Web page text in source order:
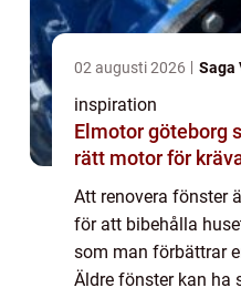
02 augusti 2026 Saga
inspiration
Elmotor göteborg så väljer industrin
rätt motor för
Att renovera fönster
för att bibehålla
som man förbättrar
Äldre fönster kan ha